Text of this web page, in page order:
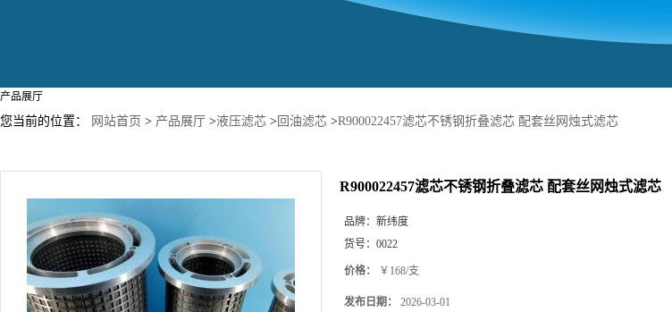
产品展厅
您当前的位置： 网站首页 > 产品展厅 >液压滤芯 > 回油滤芯 >R900022457滤芯不锈钢折叠滤芯 配套丝网烛式滤芯
R900022457滤芯不锈钢折叠滤芯 配套丝网烛式滤芯
品牌： 新纬度
货号： 0022
价格： ￥168/支
发布日期： 2026-03-01